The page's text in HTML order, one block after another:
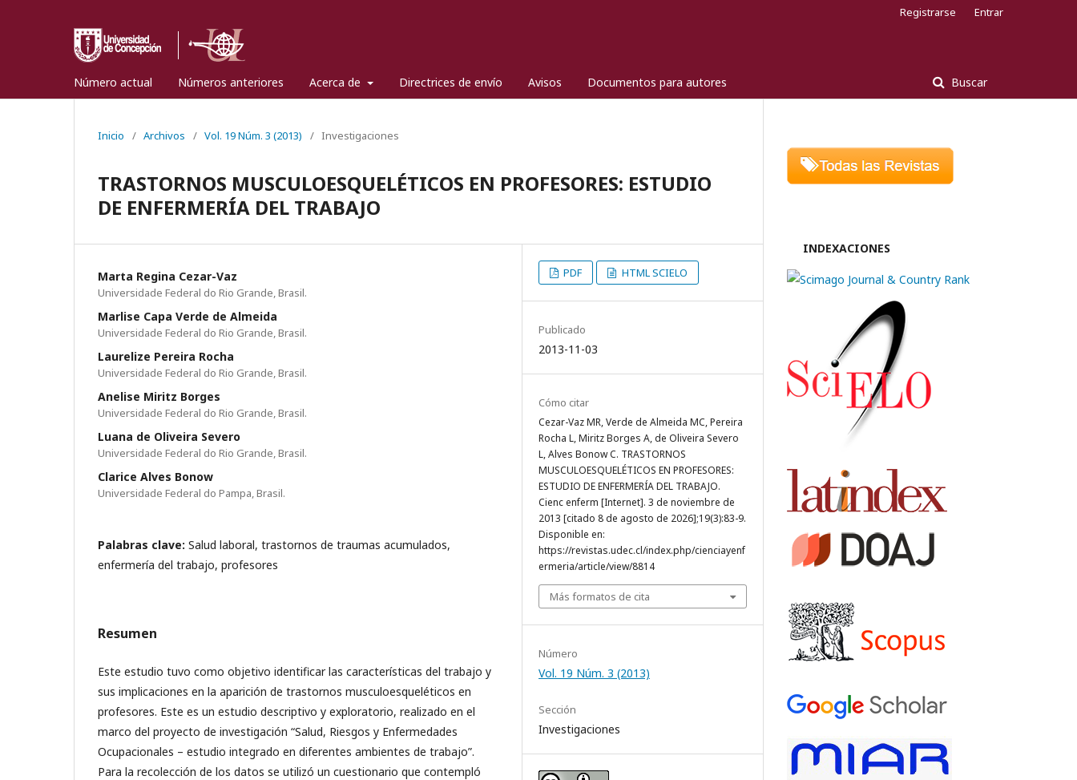
Número actual Números anteriores Acerca de Directrices de envío Avisos Documentos para autores Buscar
Registrarse Entrar
Inicio / Archivos / Vol. 19 Núm. 3 (2013) / Investigaciones
TRASTORNOS MUSCULOESQUELÉTICOS EN PROFESORES: ESTUDIO
DE ENFERMERÍA DEL TRABAJO
Marta Regina Cezar-Vaz
Universidade Federal do Rio Grande, Brasil.
Marlise Capa Verde de Almeida
Universidade Federal do Rio Grande, Brasil.
Laurelize Pereira Rocha
Universidade Federal do Rio Grande, Brasil.
Anelise Miritz Borges
Universidade Federal do Rio Grande, Brasil.
Luana de Oliveira Severo
Universidade Federal do Rio Grande, Brasil.
Clarice Alves Bonow
Universidade Federal do Pampa, Brasil.
Palabras clave: Salud laboral, trastornos de traumas acumulados,
enfermería del trabajo, profesores
Resumen
Este estudio tuvo como objetivo identificar las características del trabajo y
sus implicaciones en la aparición de trastornos musculoesqueléticos en
profesores. Este es un estudio descriptivo y exploratorio, realizado en el
marco del proyecto de investigación “Salud, Riesgos y Enfermedades
Ocupacionales – estudio integrado en diferentes ambientes de trabajo”.
Para la recolección de los datos se utilizó un cuestionario que contempló
PDF HTML SCIELO
Publicado
2013-11-03
Cómo citar
Cezar-Vaz MR, Verde de Almeida MC, Pereira
Rocha L, Miritz Borges A, de Oliveira Severo
L, Alves Bonow C. TRASTORNOS
MUSCULOESQUELÉTICOS EN PROFESORES:
ESTUDIO DE ENFERMERÍA DEL TRABAJO.
Cienc enferm [Internet]. 3 de noviembre de
2013 [citado 8 de agosto de 2026];19(3):83-9.
Disponible en:
https://revistas.udec.cl/index.php/cienciayenf
ermeria/article/view/8814
Más formatos de cita
Número
Vol. 19 Núm. 3 (2013)
Sección
Investigaciones
INDEXACIONES